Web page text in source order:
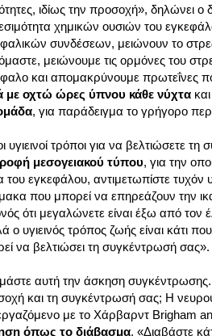
ιδίως την προσοχή», δηλώνει
χημικών ουσιών του
συνδέσεων, μειώνουν το
μειώνουμε τις ορμόνες του
και απομακρύνουμε πρωτεΐνες
με οχτώ ώρες ύπνου κάθε νύχτα
, για παράδειγμα το γρήγορο
υγιεινοί τρόποι για να βελτιώσετε
μεσογειακού τύπου, για την
του εγκεφάλου, αντιμετωπίστε τυχόν
που μπορεί να επηρεάζουν την
ότι μεγαλώνετε είναι έξω από
ο υγιεινός τρόπος ζωής είναι κάτι
να βελτιώσει τη συγκέντρωσή σας».
αυτή την άσκηση
και τη συγκέντρωσή σας; Η
με το Χάρβαρντ Brigham
όπως το διάβασμα. «Διαβάστε